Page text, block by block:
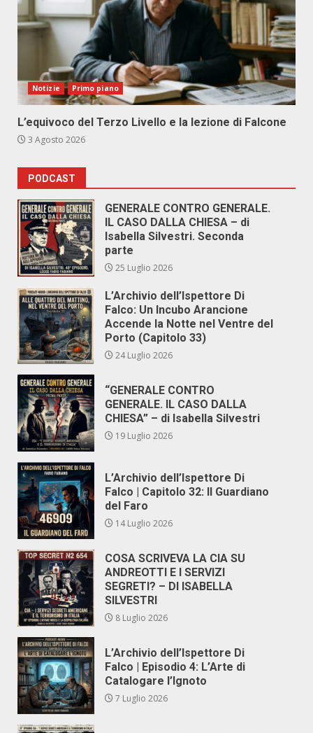
Notizie Primo piano
L’equivoco del Terzo Livello e la lezione di Falcone
3 Agosto 2026
PODCAST
GENERALE CONTRO GENERALE.
IL CASO DALLA CHIESA – di
Isabella Silvestri. Seconda
parte
25 Luglio 2026
L’Archivio dell’Ispettore Di
Falco: Un Incubo Arancione
Accende la Notte nel Ventre del
Porto (Capitolo 33)
24 Luglio 2026
“GENERALE CONTRO
GENERALE. IL CASO DALLA
CHIESA” – di Isabella Silvestri
19 Luglio 2026
L’Archivio dell’Ispettore Di
Falco | Capitolo 32: Il Guardiano
del Faro
14 Luglio 2026
COSA SCRIVEVA LA CIA SU
ANDREOTTI E I SERVIZI
SEGRETI? – DI ISABELLA
SILVESTRI
8 Luglio 2026
L’Archivio dell’Ispettore Di
Falco | Episodio 4: L’Arte di
Catalogare l’Ignoto
7 Luglio 2026